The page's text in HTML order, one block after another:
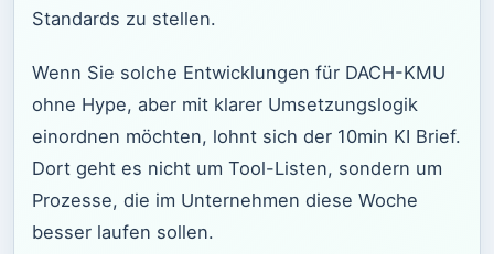
Standards zu stellen.
Wenn Sie solche Entwicklungen für DACH-KMU
ohne Hype, aber mit klarer Umsetzungslogik
einordnen möchten, lohnt sich der 10min KI Brief.
Dort geht es nicht um Tool-Listen, sondern um
Prozesse, die im Unternehmen diese Woche
besser laufen sollen.